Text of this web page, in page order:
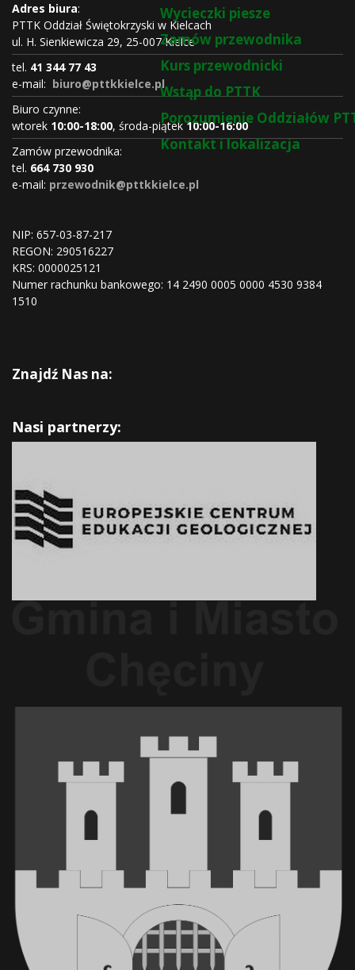
Wycieczki piesze
Zamów przewodnika
Kurs przewodnicki
Wstąp do PTTK
Porozumienie Oddziałów
Kontakt i lokalizacja
Adres biura:
PTTK Oddział Świętokrzyski w Kielcach
ul. H. Sienkiewicza 29, 25-007 Kielce
tel. 41 344 77 43
e-mail: biuro@pttkkielce.pl
Biuro czynne:
wtorek 10:00-18:00, środa-piątek10:00-16:00
Zamów przewodnika:
tel. 664 730 930
e-mail: przewodnik@pttkkielce.pl
NIP: 657-03-87-217
REGON: 290516227
KRS: 0000025121
Numer rachunku bankowego: 14 2490 0005 0000 4530 9384
1510
Znajdź Nas na:
Nasi partnerzy: